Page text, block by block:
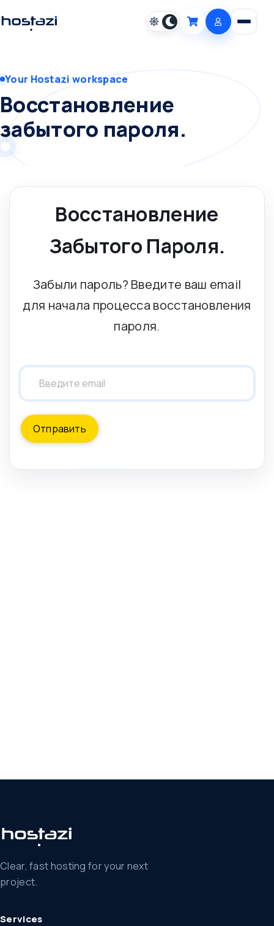
Cart Open
Your Hostazi workspace
Восстановление
забытого пароля.
Восстановление
Забытого Пароля.
Забыли пароль? Введите ваш email
для начала процесса восстановления
пароля.
Отправить
Clear, fast hosting for your next
project.
Services